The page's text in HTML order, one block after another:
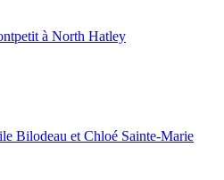
à North Hatley
Bilodeau et Chloé Sainte-Marie